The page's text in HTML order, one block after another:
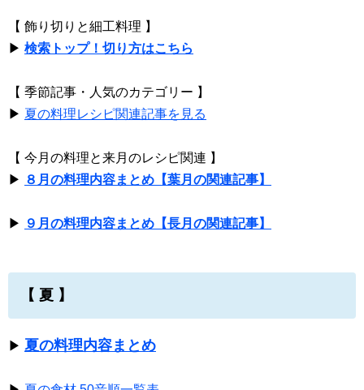
【 飾り切りと細工料理 】
▶ 検索トップ！切り方はこちら
【 季節記事・人気のカテゴリー 】
▶ 夏の料理レシピ関連記事を見る
【 今月の料理と来月のレシピ関連 】
▶ ８月の料理内容まとめ【葉月の関連記事】
▶ ９月の料理内容まとめ【長月の関連記事】
【 夏 】
▶ 夏の料理内容まとめ